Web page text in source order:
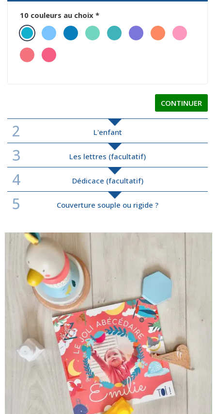
10 couleurs au choix *
CONTINUER
2 L'enfant
3 Les lettres (facultatif)
4 Dédicace (facultatif)
5 Couverture souple ou rigide ?